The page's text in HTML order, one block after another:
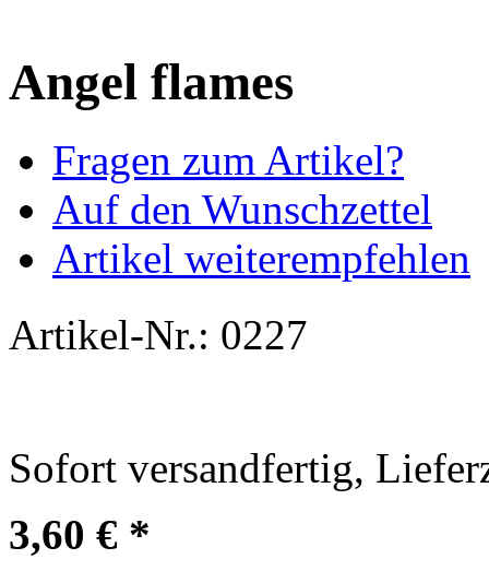
Angel flames
Fragen zum Artikel?
Auf den Wunschzettel
Artikel weiterempfehlen
Artikel-Nr.: 0227
Sofort versandfertig,
3,60 € *